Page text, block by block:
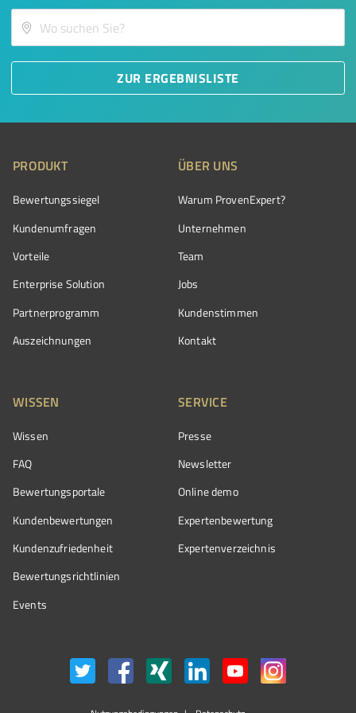
ZUR ERGEBNISLISTE
PRODUKT
Bewertungssiegel
Kundenumfragen
Vorteile
Enterprise Solution
Partnerprogramm
Auszeichnungen
ÜBER UNS
Warum ProvenExpert?
Unternehmen
Team
Jobs
Kundenstimmen
Kontakt
WISSEN
Wissen
FAQ
Bewertungsportale
Kundenbewertungen
Kundenzufriedenheit
Bewertungs­richtlinien
Events
SERVICE
Presse
Newsletter
Online demo
Expertenbewertung
Expertenverzeichnis